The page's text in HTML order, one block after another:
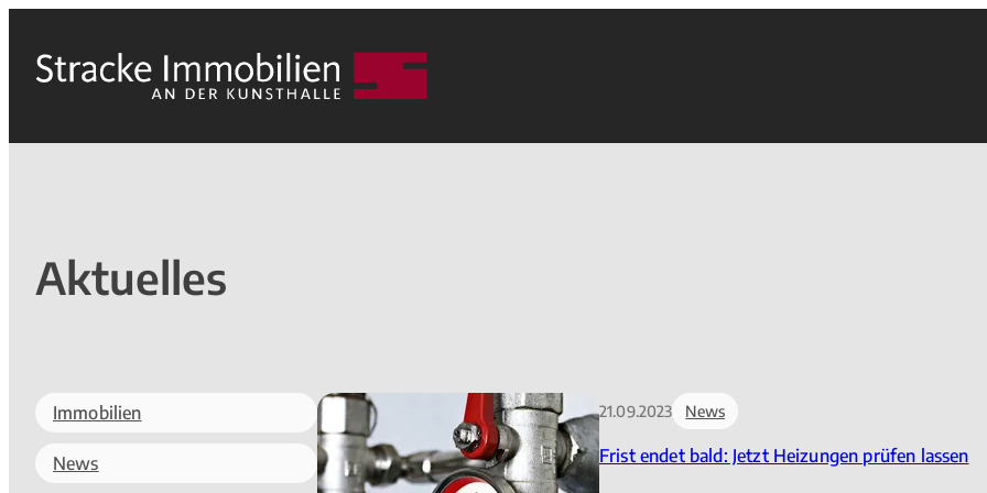
Aktuelles
Immobilien
News
21.09.2023 News
Frist endet bald: Jetzt Heizungen prüfen lassen